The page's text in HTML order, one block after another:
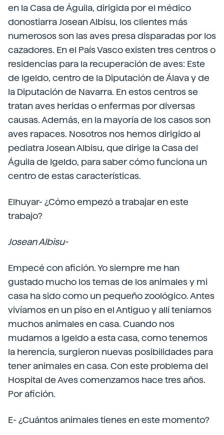
en la Casa de Águila, dirigida por el médico
donostiarra Josean Albisu, los clientes más
numerosos son las aves presa disparadas por los
cazadores. En el País Vasco existen tres centros o
residencias para la recuperación de aves: Este
de Igeldo, centro de la Diputación de Álava y de
la Diputación de Navarra. En estos centros se
tratan aves heridas o enfermas por diversas
causas. Además, en la mayoría de los casos son
aves rapaces. Nosotros nos hemos dirigido al
pediatra Josean Albisu, que dirige la Casa del
Águila de Igeldo, para saber cómo funciona un
centro de estas características.
Elhuyar- ¿Cómo empezó a trabajar en este
trabajo?
Josean Albisu-
Empecé con afición. Yo siempre me han
gustado mucho los temas de los animales y mi
casa ha sido como un pequeño zoológico. Antes
vivíamos en un piso en el Antiguo y allí teníamos
muchos animales en casa. Cuando nos
mudamos a Igeldo a esta casa, como tenemos
la herencia, surgieron nuevas posibilidades para
tener animales en casa. Con este problema del
Hospital de Aves comenzamos hace tres años.
Por afición.
E- ¿Cuántos animales tienes en este momento?